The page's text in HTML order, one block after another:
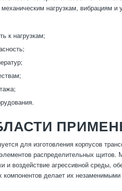
нагрузкам, вибрациям
к нагрузкам;
для изготовления корпусов
распределительных
и воздействие агрессивной среды,
компонентов делает их